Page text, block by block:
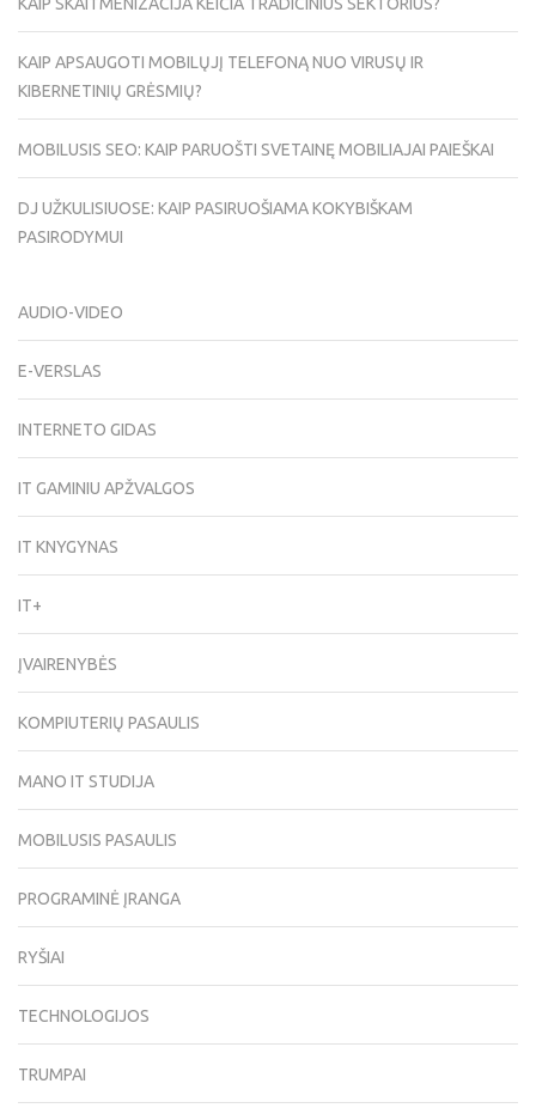
KAIP APSAUGOTI MOBILŲJĮ TELEFONĄ NUO VIRUSŲ IR
KIBERNETINIŲ GRĖSMIŲ?
MOBILUSIS SEO: KAIP PARUOŠTI SVETAINĘ MOBILIAJAI PAIEŠKAI
DJ UŽKULISIUOSE: KAIP PASIRUOŠIAMA KOKYBIŠKAM
PASIRODYMUI
AUDIO-VIDEO
E-VERSLAS
INTERNETO GIDAS
IT GAMINIU APŽVALGOS
IT KNYGYNAS
IT+
ĮVAIRENYBĖS
KOMPIUTERIŲ PASAULIS
MANO IT STUDIJA
MOBILUSIS PASAULIS
PROGRAMINĖ ĮRANGA
RYŠIAI
TECHNOLOGIJOS
TRUMPAI